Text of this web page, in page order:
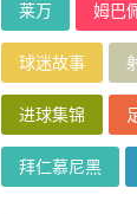
莱万 姆巴
球迷故事
进球集锦
拜仁慕尼黑